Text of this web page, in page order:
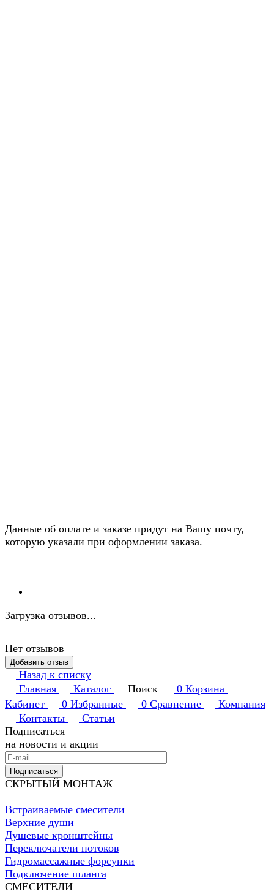
Данные об оплате и заказе придут на Вашу почту,
которую указали при оформлении заказа.
Загрузка отзывов...
Нет отзывов
Добавить отзыв
Назад к списку
Главная
Каталог Поиск 0 Корзина
Кабинет
0 Избранные 0 Сравнение
Компания
Контакты
Статьи
Подписаться
на новости и акции
Подписаться
СКРЫТЫЙ МОНТАЖ
Встраиваемые смесители
Верхние души
Душевые кронштейны
Переключатели потоков
Гидромассажные форсунки
Подключение шланга
СМЕСИТЕЛИ